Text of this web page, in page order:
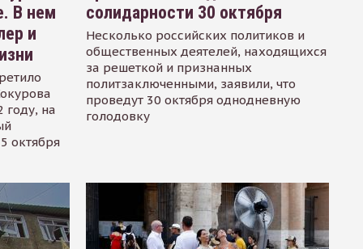
В нем
и
году, на
октября
солидарности 30 октября
Несколько российских политиков и
общественных деятелей, находящихся
за решеткой и признанных
политзаключенными, заявили, что
проведут 30 октября однодневную
голодовку